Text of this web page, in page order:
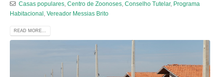
Casas populares, Centro de Zoonoses, Conselho Tutelar, Programa
Habitacional Vereador Messias Brito
READ MORE...